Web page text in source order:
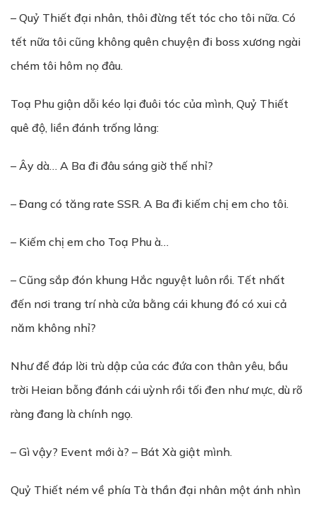
– Quỷ Thiết đại nhân, thôi đừng tết tóc cho tôi nữa. Có
tết nữa tôi cũng không quên chuyện đi boss xương ngài
chém tôi hôm nọ đâu.
Toạ Phu giận dỗi kéo lại đuôi tóc của mình, Quỷ Thiết
quê độ, liền đánh trống lảng:
– Ây dà… A Ba đi đâu sáng giờ thế nhỉ?
– Đang có tăng rate SSR. A Ba đi kiếm chị em cho tôi.
– Kiếm chị em cho Toạ Phu à…
– Cũng sắp đón khung Hắc nguyệt luôn rồi. Tết nhất
đến nơi trang trí nhà cửa bằng cái khung đó có xui cả
năm không nhỉ?
Như để đáp lời trù dập của các đứa con thân yêu, bầu
trời Heian bỗng đánh cái uỳnh rồi tối đen như mực, dù rõ
ràng đang là chính ngọ.
– Gì vậy? Event mới à? – Bát Xà giật mình.
Quỷ Thiết ném về phía Tà thần đại nhân một ánh nhìn